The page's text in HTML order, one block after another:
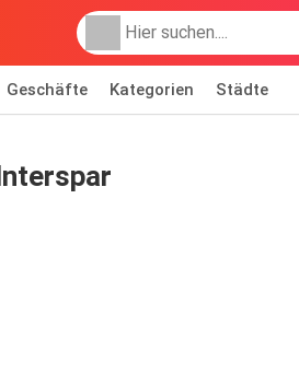
Geschäfte Kategorien Städte